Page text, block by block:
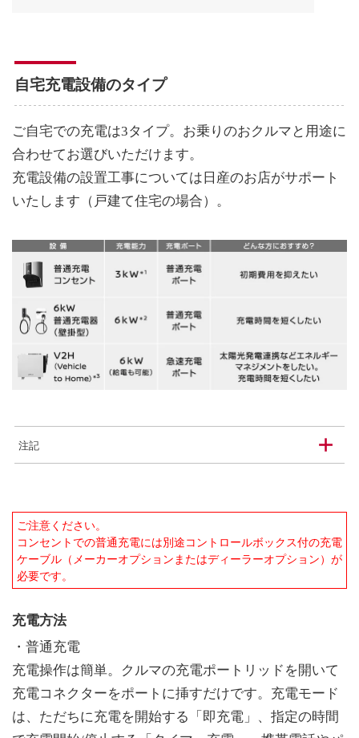
自宅充電設備のタイプ
ご自宅での充電は3タイプ。お乗りのおクルマと用途に
合わせてお選びいただけます。
充電設備の設置工事については日産のお店がサポート
いたします（戸建て住宅の場合）。
注記
ご注意ください。
コンセントでの普通充電には別途コントロールボックス付の充電
ケーブル（メーカーオプションまたはディーラーオプション）が
必要です。
充電方法
・普通充電
充電操作は簡単。クルマの充電ポートリッドを開いて
充電コネクターをポートに挿すだけです。充電モード
は、ただちに充電を開始する「即充電」、指定の時間